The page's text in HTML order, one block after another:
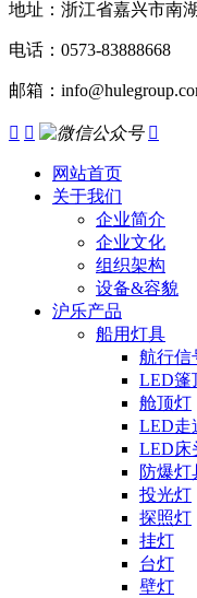
地址：浙江省嘉兴市南
电话：0573-83888668
邮箱：
  
网站首页
关于我们
企业简介
企业文化
组织架构
设备&容貌
沪乐产品
船用灯具
航行信
LED篷
舱顶灯
LED走
LED床
防爆灯
投光灯
探照灯
挂灯
台灯
壁灯